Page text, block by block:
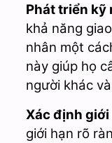
Phát triển kỹ
khả năng
nhân một
này giúp họ
người khác
Xác định giới
giới hạn rõ